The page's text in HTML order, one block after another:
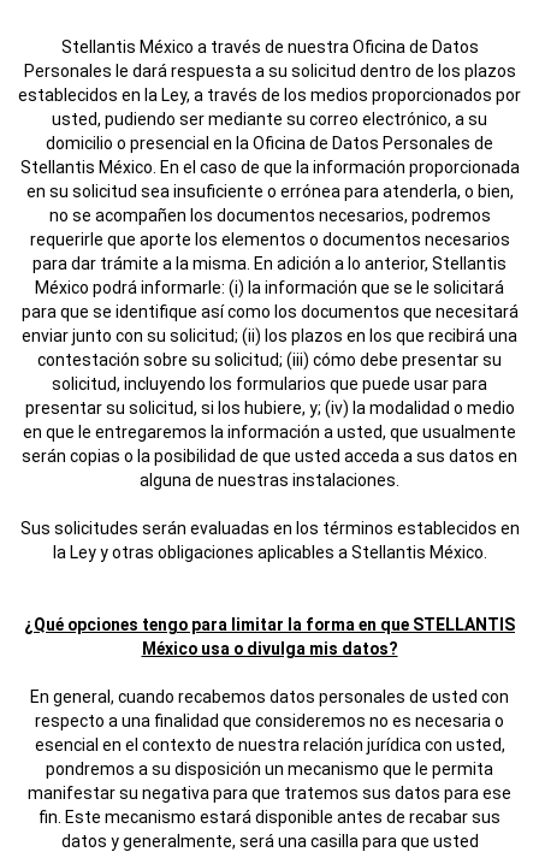
Stellantis México a través de nuestra Oficina de Datos
Personales le dará respuesta a su solicitud dentro de los plazos
establecidos en la Ley, a través de los medios proporcionados por
usted, pudiendo ser mediante su correo electrónico, a su
domicilio o presencial en la Oficina de Datos Personales de
Stellantis México. En el caso de que la información proporcionada
en su solicitud sea insuficiente o errónea para atenderla, o bien,
no se acompañen los documentos necesarios, podremos
requerirle que aporte los elementos o documentos necesarios
para dar trámite a la misma. En adición a lo anterior, Stellantis
México podrá informarle: (i) la información que se le solicitará
para que se identifique así como los documentos que necesitará
enviar junto con su solicitud; (ii) los plazos en los que recibirá una
contestación sobre su solicitud; (iii) cómo debe presentar su
solicitud, incluyendo los formularios que puede usar para
presentar su solicitud, si los hubiere, y; (iv) la modalidad o medio
en que le entregaremos la información a usted, que usualmente
serán copias o la posibilidad de que usted acceda a sus datos en
alguna de nuestras instalaciones.
Sus solicitudes serán evaluadas en los términos establecidos en
la Ley y otras obligaciones aplicables a Stellantis México.
¿Qué opciones tengo para limitar la forma en que STELLANTIS
México usa o divulga mis datos?
En general, cuando recabemos datos personales de usted con
respecto a una finalidad que consideremos no es necesaria o
esencial en el contexto de nuestra relación jurídica con usted,
pondremos a su disposición un mecanismo que le permita
manifestar su negativa para que tratemos sus datos para ese
fin. Este mecanismo estará disponible antes de recabar sus
datos y generalmente, será una casilla para que usted